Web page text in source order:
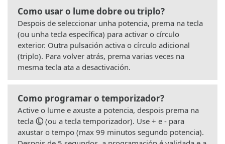
Como usar o lume dobre ou triplo?
Despois de seleccionar unha potencia, prema na tecla
(ou unha tecla específica) para activar o círculo
exterior. Outra pulsación activa o círculo adicional
(triplo). Para volver atrás, prema varias veces na
mesma tecla ata a desactivación.
Como programar o temporizador?
Active o lume e axuste a potencia, despois prema na
tecla Ⓛ(ou a tecla temporizador). Use + e - para
axustar o tempo (max 99 minutos segundo potencia).